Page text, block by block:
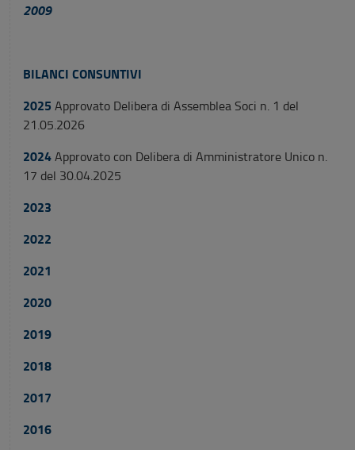
2009
BILANCI CONSUNTIVI
2025 Approvato Delibera di Assemblea Soci n. 1 del
21.05.2026
2024Approvato con Delibera di Amministratore Unico n.
17 del 30.04.2025
2023
2022
2021
2020
2019
2018
2017
2016